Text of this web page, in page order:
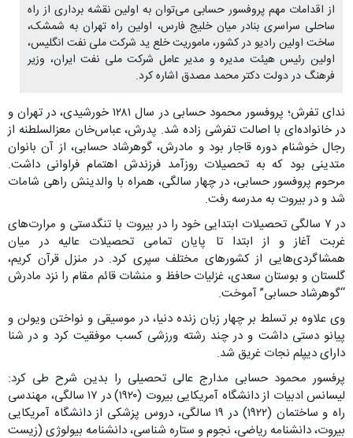
از اقدامات مهم پروفسور حسابی می‌توان به اولین نقشه برداری از راه
ساحلی سراسری بنادر میان خلیج فارس، اولین راه تهران به شمشک،
ساخت اولین رادیو در کشور، ماموریت خلع ید شرکت ملی نفت انگلیس،
اولین رئیس هیئت مدیره و مدیر عامل شرکت ملی نفت ایران، وزیر
فرهنگ در دولت دکتر محمد مصدق اشاره کرد.
ندای تفرش؛ پروفسور محمود حسابی در سال ۱۲۸۱ خورشیدی، در تهران و
در خانواده‌ای با اصالت تفرشی زاده شد. پدرش، عباس‌خان معزالسلطنه از
رجال خوشنام دوره قاجار بود و مادرش، گوهرشاد حسابی، از آن بانوان
متدینی بود که به تحصیلات روزآمد فرزندش اهتمام فراوانی داشت.
مرحوم پروفسور حسابی، در چهار سالگی، همراه با والدینش راهی شامات
شد و در بیروت به مدرسه رفت.
در ‪ ۷‬سالگی تحصیلات ابتدایی خود را در بیروت با تنگدستی و مرارت‌های
غربت آغاز و از ابتدا تا پایان تمامی تحصیلات عالیه در میان
همشاگردی‌هایی از کشورهای مختلف سپری کرد. در منزل قرآن کریم،
گلستان و بوستان سعدی، غزلیات حافظ و منشات قائم مقام را نزد مادرش
“گوهرشاد حسابی” آموخت.
وی علاوه بر تسلط بر چهار زبان زنده دنیا، در موسیقی و نواختن ویولن و
پیانو دستی داشت و در چند رشته ورزشی کسب موفقیت کرد و در شنا
دارای دیپلم نجات غریق شد.
پرفسور محمود حسابی مدارج عالی تحصیلی را بدین شرح طی کرد:
لیسانس ادبیات از دانشگاه آمریکایی بیروت (۱۹۲۰) در ‪ ۱۷‬سالگی، مهندسی
راه و ساختمان (۱۹۲۲)‪ ‬در ‪ ۱۹‬سالگی، دروس پزشکی از دانشگاه آمریکایی
بیروت، دانشنامه ریاضی، نجوم و ستاره شناسی، دانشنامه بیولوژی (زیست